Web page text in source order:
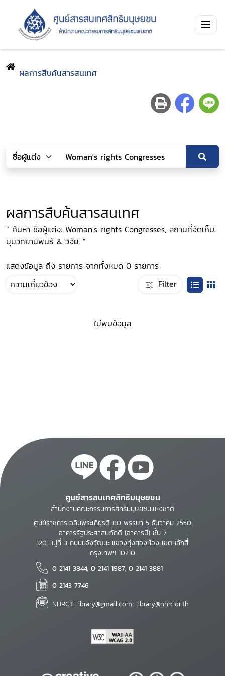
ผลการสืบค้นสารสนเทศ
ผลการสืบค้นสารสนเทศ
“ ค้นหา ชื่อผู้แต่ง: Woman's rights Congresses, สถานที่จัดเก็บ:
มุมวิทยานิพนธ์ & วิจัย, ”
แสดงข้อมูล ถึง รายการ จากทั้งหมด 0 รายการ
Filter
ไม่พบข้อมูล
ศูนย์สารสนเทศสิทธิมนุษยชน
สำนักงานคณะกรรมการสิทธิมนุษยชนแห่งชาติ
ศูนย์ราชการเฉลิมพระเกียรติ 80 พรรษา 5 ธันวาคม 2550
อาคารรัฐประศาสนภักดี (อาคารบี) ชั้น 7
120 หมู่ที่ 3 ถนนแจ้งวัฒนะ แขวงทุ่งสองห้อง เขตหลักสี่
กรุงเทพฯ 10210
0 2141 3844, 0 2141 1987, 0 2141 3881
0 2143 7746
NHRCT.Library@gmail.com; library@nhrc.or.th